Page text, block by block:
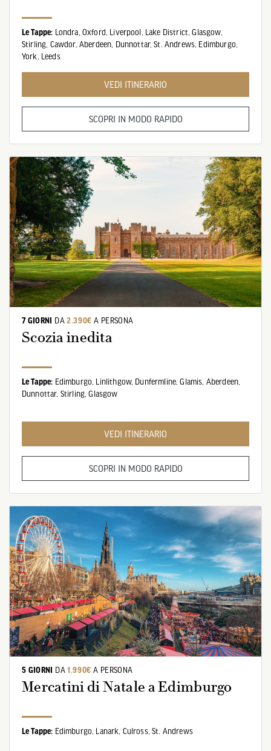
Le Tappe: Londra, Oxford, Liverpool, Lake District, Glasgow,
Stirling, Cawdor, Aberdeen, Dunnottar, St. Andrews, Edimburgo,
York,
Leeds
VEDI ITINERARIO
SCOPRI IN MODO RAPIDO
7 GIORNI DA2.390€ A PERSONA
Scozia inedita
Le Tappe: Edimburgo, Linlithgow, Dunfermline, Glamis, Aberdeen,
Dunnottar, Stirling, Glasgow
VEDI ITINERARIO
SCOPRI IN MODO RAPIDO
5 GIORNI DA1.990€ A PERSONA
Mercatini di Natale a Edimburgo
Le Tappe: Edimburgo, Lanark, Culross, St. Andrews